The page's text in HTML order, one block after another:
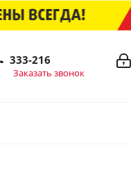
333-216
Заказать звонок